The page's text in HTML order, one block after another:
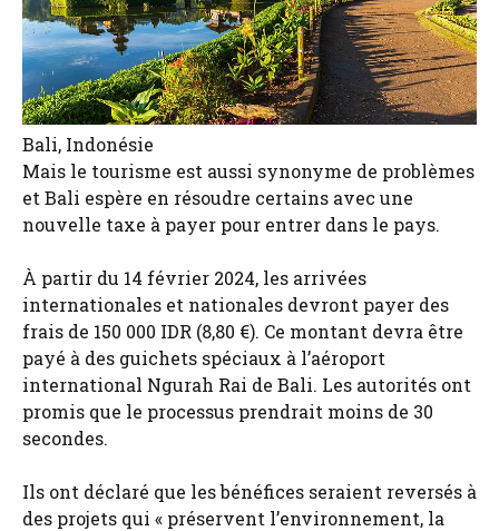
Bali, Indonésie
Mais le tourisme est aussi synonyme de problèmes
et Bali espère en résoudre certains avec une
nouvelle taxe à payer pour entrer dans le pays.
À partir du 14 février 2024, les arrivées
internationales et nationales devront payer des
frais de 150 000 IDR (8,80 €). Ce montant devra être
payé à des guichets spéciaux à l’aéroport
international Ngurah Rai de Bali. Les autorités ont
promis que le processus prendrait moins de 30
secondes.
Ils ont déclaré que les bénéfices seraient reversés à
des projets qui « préservent l’environnement, la